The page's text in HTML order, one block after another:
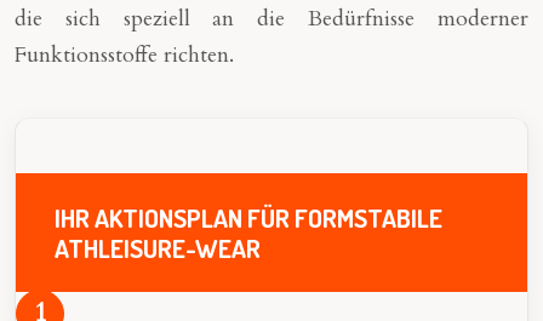
die sich speziell an die Bedürfnisse moderner
Funktionsstoffe richten.
IHR AKTIONSPLAN FÜR FORMSTABILE
ATHLEISURE-WEAR